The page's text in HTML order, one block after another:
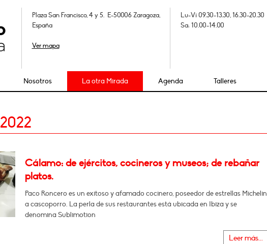
Plaza San Francisco, 4 y 5. E-50006 Zaragoza,
España
Ver mapa
Lu-Vi 09.30-13.30, 16.30-20.30
Sa: 10.00-14.00
Nosotros La otra Mirada Agenda Talleres
Cálamo: de ejércitos, cocineros y museos; de rebañar
platos.
Paco Roncero es un exitoso y afamado cocinero, poseedor de estrellas Michelin
a cascoporro. La perla de sus restaurantes está ubicada en Ibiza y se
denomina Sublimotion
Leer más...